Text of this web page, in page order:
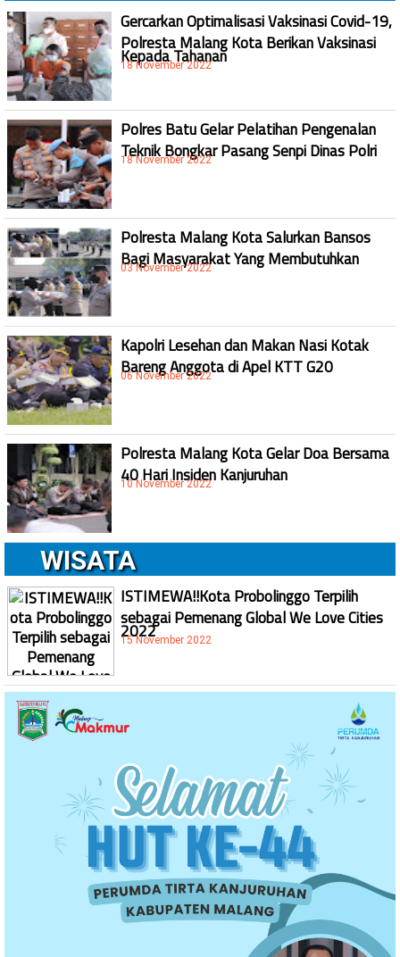
Gercarkan Optimalisasi Vaksinasi Covid-19,
Polresta Malang Kota Berikan Vaksinasi
Kepada Tahanan
18 November 2022
Polres Batu Gelar Pelatihan Pengenalan
Teknik Bongkar Pasang Senpi Dinas Polri
18 November 2022
Polresta Malang Kota Salurkan Bansos
Bagi Masyarakat Yang Membutuhkan
03 November 2022
Kapolri Lesehan dan Makan Nasi Kotak
Bareng Anggota di Apel KTT G20
06 November 2022
Polresta Malang Kota Gelar Doa Bersama
40 Hari Insiden Kanjuruhan
10 November 2022
WISATA
ISTIMEWA!!Kota Probolinggo Terpilih
sebagai Pemenang Global We Love Cities
2022
15 November 2022